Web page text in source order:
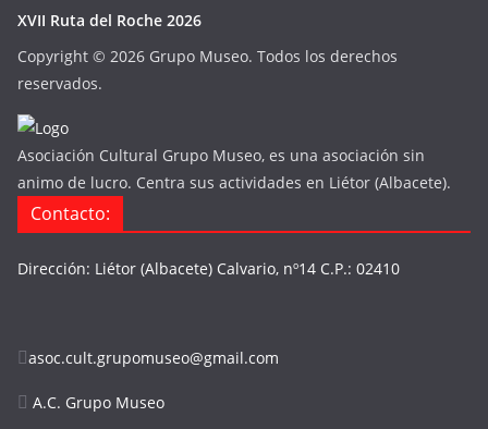
XVII Ruta del Roche 2026
Copyright © 2026 Grupo Museo. Todos los derechos
reservados.
Asociación Cultural Grupo Museo, es una asociación sin
animo de lucro. Centra sus actividades en Liétor (Albacete).
Contacto:
Dirección: Liétor (Albacete) Calvario, nº14 C.P.: 02410
asoc.cult.grupomuseo@gmail.com
A.C. Grupo Museo